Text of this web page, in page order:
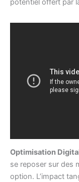
potentiel offert par
Optimisation
se reposer sur des
option. L’impact